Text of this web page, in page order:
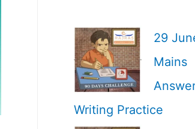
29
Mains
Writing Practice